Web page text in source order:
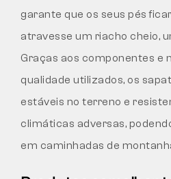
garante que os seus pés
atravesse um riacho cheio,
Graças aos componentes e
qualidade utilizados, os
estáveis no terreno e
climáticas adversas,
em caminhadas de